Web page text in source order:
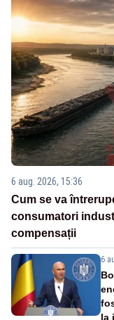
6 aug. 2026, 15:36
Cum se va
consumatori
compensații
6
la